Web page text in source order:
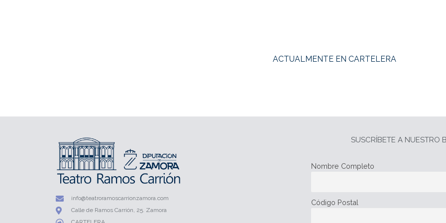
ACTUALMENTE EN CARTELERA
info@teatroramoscarrionzamora.com
Calle de Ramos Carrión, 25. Zamora
SUSCRÍBETE A NUESTRO
Nombre Completo
Código Postal